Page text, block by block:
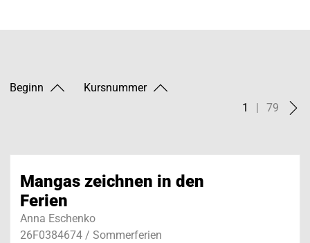
Beginn
Kursnummer
1
| 79
Mangas zeichnen in den
Ferien
Anna Eschenko
26F0384674 / Sommerferien